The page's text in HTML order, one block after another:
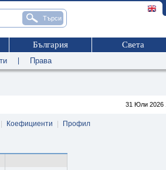
България Света
Права
31 Юли 2026
Коефициенти Профил